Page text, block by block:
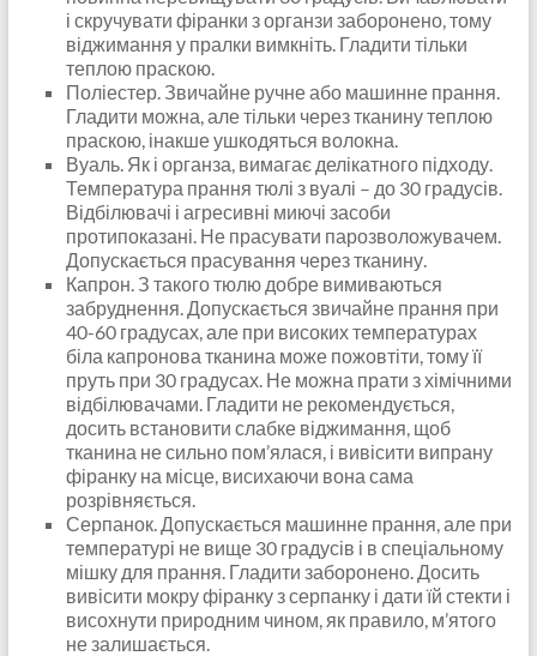
і скручувати фіранки з органзи заборонено, тому
віджимання у пралки вимкніть. Гладити тільки
теплою праскою.
Поліестер. Звичайне ручне або машинне прання.
Гладити можна, але тільки через тканину теплою
праскою, інакше ушкодяться волокна.
Вуаль. Як і органза, вимагає делікатного підходу.
Температура прання тюлі з вуалі – до 30 градусів.
Відбілювачі і агресивні миючі засоби
протипоказані. Не прасувати парозволожувачем.
Допускається прасування через тканину.
Капрон. З такого тюлю добре вимиваються
забруднення. Допускається звичайне прання при
40-60 градусах, але при високих температурах
біла капронова тканина може пожовтіти, тому її
пруть при 30 градусах. Не можна прати з хімічними
відбілювачами. Гладити не рекомендується,
досить встановити слабке віджимання, щоб
тканина не сильно пом’ялася, і вивісити випрану
фіранку на місце, висихаючи вона сама
розрівняється.
Серпанок. Допускається машинне прання, але при
температурі не вище 30 градусів і в спеціальному
мішку для прання. Гладити заборонено. Досить
вивісити мокру фіранку з серпанку і дати їй стекти і
висохнути природним чином, як правило, м’ятого
не залишається.